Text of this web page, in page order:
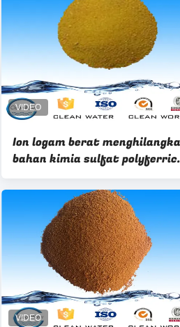
Ion logam berat
bahan kimia sulfat polyferric
untuk limbah industri